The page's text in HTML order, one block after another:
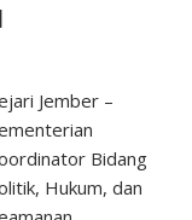
Jember –
Bidang
Hukum, dan